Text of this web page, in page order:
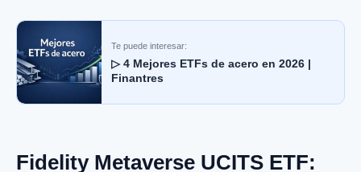
Te puede interesar:
▷ 4 Mejores ETFs de acero en 2026 |
Finantres
Fidelity Metaverse UCITS ETF: